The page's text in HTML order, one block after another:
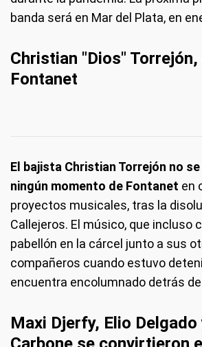
banda será en Mar del Plata, en
Christian "Dios"
Fontanet
El bajista Christian Torrejón no
ningún momento de Fontanet en
proyectos musicales, tras la
Callejeros. El músico, que incluso
pabellón en la cárcel junto a sus
compañeros cuando estuvo
encuentra encolumnado detrás de
Maxi Djerfy, Elio Delgado